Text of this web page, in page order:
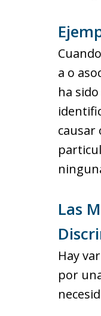
a o
ha
causar
Las
Hay
por